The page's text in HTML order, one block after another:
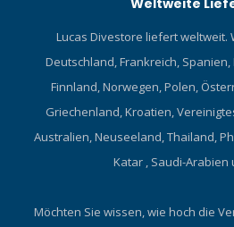
Lucas Divestore liefert weltweit.
Deutschland, Frankreich,
Finnland, Norwegen, Polen,
Griechenland, Kroatien,
Australien, Neuseeland, Thailand,
Katar , Saudi-Arabien
Möchten Sie wissen, wie hoch die